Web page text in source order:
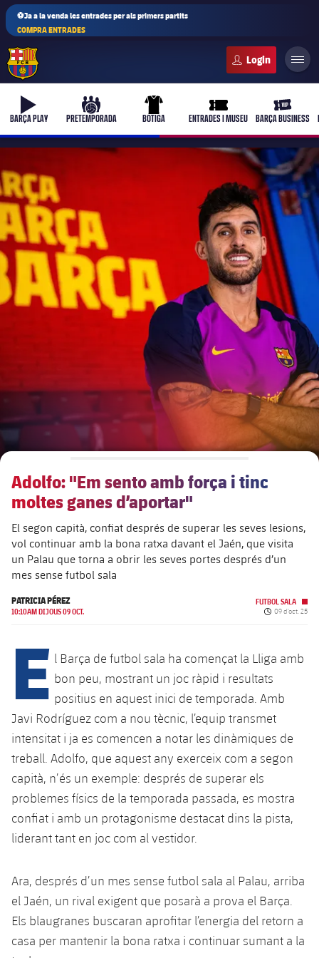
⚽Ja a la venda les entrades per als primers partits
COMPRA ENTRADES
b-play
BARÇA PLAY
culers-ball
PRETEMPORADA
uniform
BOTIGA
ticket-full
ENTRADES I MUSEU
ticket-
BARÇA BUSINESS
Junta Directiva
Estructura executiva
chevron-right
label.aria.chevronright
Òrgans
chevron-right
label.aria.chevronright
Documents
chevron-right
label.aria.chevronright
chevron-right
label.aria.chevronright
Barça Academy
Més que un club
Masia 360
La Masia
Dècada a dècada
Jugadors de llegenda
Entrenadors
plusicon
més
Instal·lacions
Spotify Camp Nou
Palau Blaugrana
Estadi Johan Cruyff
Barça Cafe
Ciutat Esportiva
plusicon
més
Serveis
plusicon
més
Adolfo: "Em sento amb força i tinc
moltes ganes d’aportar"
El segon capità, confiat després de superar les seves lesions,
vol continuar amb la bona ratxa davant el Jaén, que visita
un Palau que torna a obrir les seves portes després d’un
mes sense futbol sala
PATRICIA PÉREZ
10:10AM DIJOUS 09 OCT.
FUTBOL SALA
Data de
09 d’oct. 25
E l Barça de futbol sala ha començat la Lliga amb
bon peu, mostrant un joc ràpid i resultats
positius en aquest inici de temporada. Amb
Javi Rodríguez com a nou tècnic, l’equip transmet
intensitat i ja es comencen a notar les dinàmiques de
treball. Adolfo, que aquest any exerceix com a segon
capità, n’és un exemple: després de superar els
problemes físics de la temporada passada, es mostra
confiat i amb un protagonisme destacat dins la pista,
liderant tant en joc com al vestidor.
Ara, després d’un mes sense futbol sala al Palau, arriba
el Jaén, un rival exigent que posarà a prova el Barça.
Els blaugranes buscaran aprofitar l’energia del retorn a
casa per mantenir la bona ratxa i continuar sumant a la